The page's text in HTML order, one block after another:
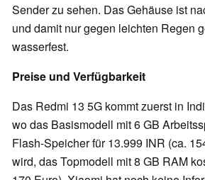
Sender zu sehen. Das Gehäuse ist
und damit nur gegen leichten Regen
wasserfest.
Preise und Verfügbarkeit
Das Redmi 13 5G kommt zuerst in
wo das Basismodell mit 6 GB
Flash-Speicher für 13.999 INR (ca.
wird, das Topmodell mit 8 GB RAM